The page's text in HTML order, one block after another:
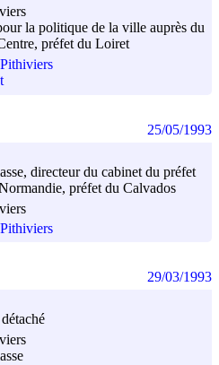
la politique de la ville auprès du
préfet du Loiret
directeur du cabinet du préfet
préfet du Calvados
25/05/1993
29/03/1993